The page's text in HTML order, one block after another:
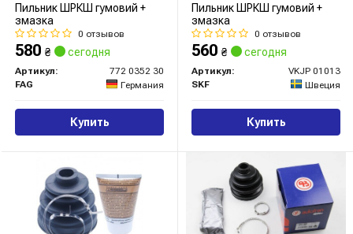
Пильник ШРКШ гумовий +
змазка
0 отзывов
580 ₴ сегодня
Артикул:
772 0352 30
FAG
Германия
Купить
Пильник ШРКШ гумовий +
змазка
0 отзывов
560 ₴ сегодня
Артикул:
VKJP 01013
SKF
Швеция
Купить